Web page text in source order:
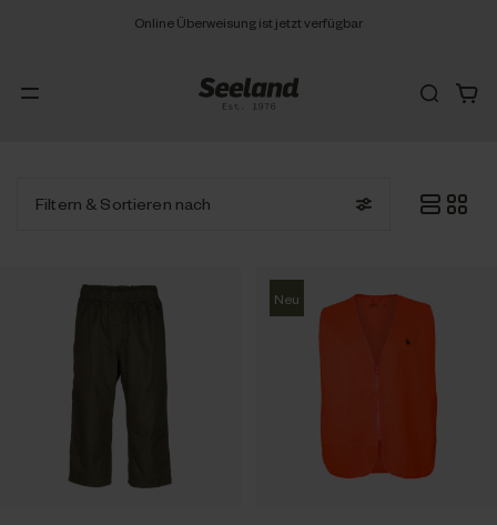
Online Überweisung ist jetzt verfügbar
Filtern & Sortieren nach
Neu